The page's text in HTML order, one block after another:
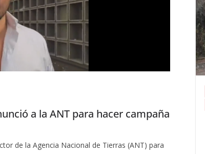
a la ANT para hacer campaña
de la Agencia Nacional de Tierras (ANT) para